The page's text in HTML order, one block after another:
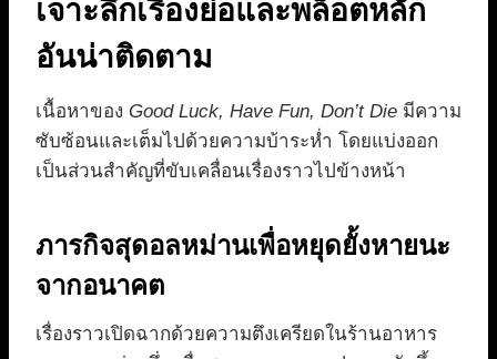
เจาะลึกเรื่องย่อและพล็อตหลัก
อันน่าติดตาม
เนื้อหาของ Good Luck, Have Fun, Don’t Die มีความ
ซับซ้อนและเต็มไปด้วยความบ้าระห่ำ โดยแบ่งออก
เป็นส่วนสำคัญที่ขับเคลื่อนเรื่องราวไปข้างหน้า
ภารกิจสุดอลหม่านเพื่อหยุดยั้งหายนะ
จากอนาคต
เรื่องราวเปิดฉากด้วยความตึงเครียดในร้านอาหาร